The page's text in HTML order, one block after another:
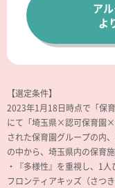
ア
よ
【選定条件】
2023年1月18日時点で「保
にて「埼玉県×認可保育園
された保育園グループの内
の中から、埼玉県内の保育
・『多様性』を重視し、1
フロンティアキッズ（さつ